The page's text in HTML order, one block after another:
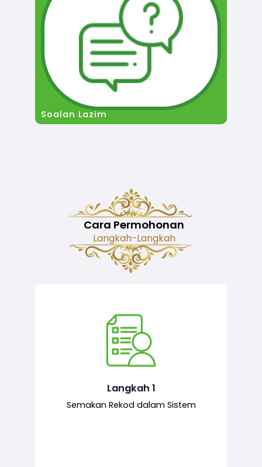
Soalan Lazim
Cara Permohonan
Langkah-Langkah
Langkah 1
Semakan Rekod dalam Sistem
Semakan ke atas sejarah permohonan
yang pernah dibuat oleh pemohon,